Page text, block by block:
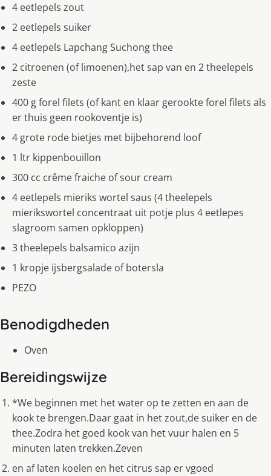
4 eetlepels zout
2 eetlepels suiker
4 eetlepels Lapchang Suchong thee
2 citroenen (of limoenen),het sap van en 2 theelepels
zeste
400 g forel filets (of kant en klaar gerookte forel filets als
er thuis geen rookoventje is)
4 grote rode bietjes met bijbehorend loof
1 ltr kippenbouillon
300 cc crême fraiche of sour cream
4 eetlepels mieriks wortel saus (4 theelepels
mierikswortel concentraat uit potje plus 4 eetlepes
slagroom samen opkloppen)
3 theelepels balsamico azijn
1 kropje ijsbergsalade of botersla
PEZO
Benodigdheden
Oven
Bereidingswijze
*We beginnen met het water op te zetten en aan de
kook te brengen.Daar gaat in het zout,de suiker en de
thee.Zodra het goed kook van het vuur halen en 5
minuten laten trekken.Zeven
en af laten koelen en het citrus sap er vgoed